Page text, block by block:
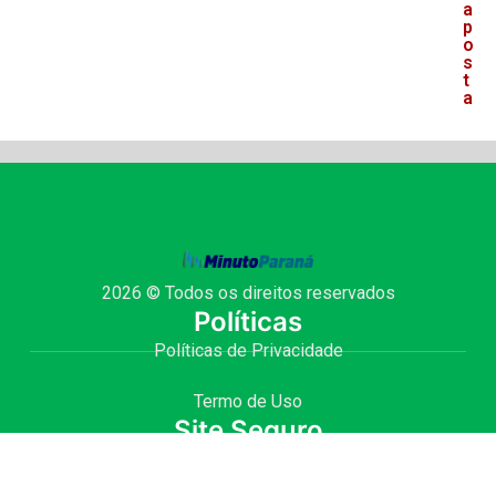
a
p
o
s
t
a
2026 © Todos os direitos reservados
Políticas
Políticas de Privacidade
Termo de Uso
Site Seguro